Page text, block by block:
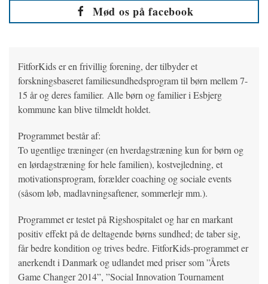
Mød os på facebook
FitforKids er en frivillig forening, der tilbyder et
forskningsbaseret familiesundhedsprogram til børn mellem 7-
15 år og deres familier. Alle børn og familier i Esbjerg
kommune kan blive tilmeldt holdet.
Programmet består af:
To ugentlige træninger (en hverdagstræning kun for børn og
en lørdagstræning for hele familien), kostvejledning, et
motivationsprogram, forælder coaching og sociale events
(såsom løb, madlavningsaftener, sommerlejr mm.).
Programmet er testet på Rigshospitalet og har en markant
positiv effekt på de deltagende børns sundhed; de taber sig,
får bedre kondition og trives bedre. FitforKids-programmet er
anerkendt i Danmark og udlandet med priser som ”Årets
Game Changer 2014”, ”Social Innovation Tournament